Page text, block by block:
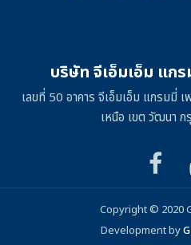
บริษัท จีเอ็มเอ็ม แก
เลขที่ 50 อาคาร จีเอ็มเอ็ม แกรมมี่
เหนือ เขต วัฒนา
Copyright © 2020
Development by